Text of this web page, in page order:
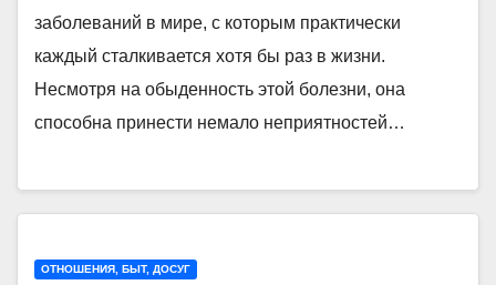
заболеваний в мире, с которым практически
каждый сталкивается хотя бы раз в жизни.
Несмотря на обыденность этой болезни, она
способна принести немало неприятностей…
ОТНОШЕНИЯ, БЫТ, ДОСУГ